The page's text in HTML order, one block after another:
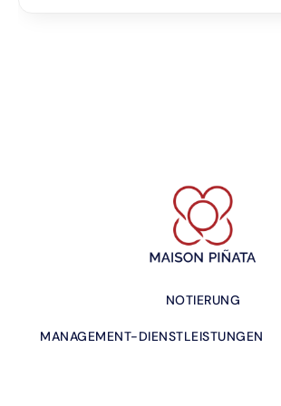
Vor der Anreise erledigen Gäste online
wie die Zahlung der Kurtaxe, die
Kaution und die Identitätsregistrierung.
mit visueller Anleitung werden vorab
reibungslosen und selbstständigen Check-in
NOTIERUNG
MANAGEMENT-DIENSTLEISTUNGEN